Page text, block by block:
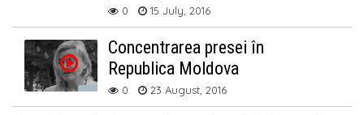
0 15 July, 2016
Concentrarea presei în
Republica Moldova
0 23 August, 2016